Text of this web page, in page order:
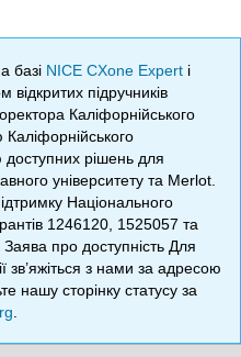
базі NICE CXone Expert і
підручників
Каліфорнійського
Каліфорнійського
доступних рішень для
університету та Merlot.
Національного
1246120, 1525057 та
. Заява про доступність Для
зв’яжіться з нами за адресою
нашу сторінку статусу за